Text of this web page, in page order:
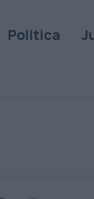
Politica